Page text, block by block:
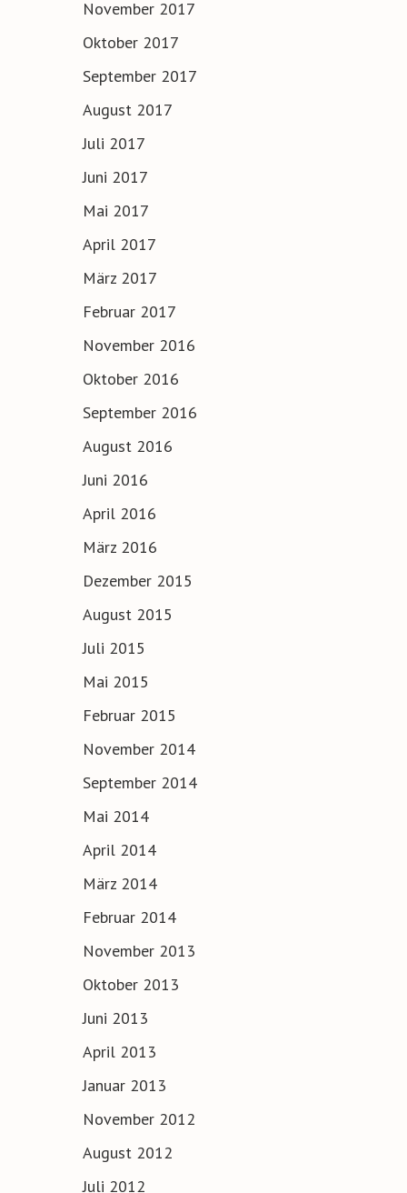
November 2017
Oktober 2017
September 2017
August 2017
Juli 2017
Juni 2017
Mai 2017
April 2017
März 2017
Februar 2017
November 2016
Oktober 2016
September 2016
August 2016
Juni 2016
April 2016
März 2016
Dezember 2015
August 2015
Juli 2015
Mai 2015
Februar 2015
November 2014
September 2014
Mai 2014
April 2014
März 2014
Februar 2014
November 2013
Oktober 2013
Juni 2013
April 2013
Januar 2013
November 2012
August 2012
Juli 2012